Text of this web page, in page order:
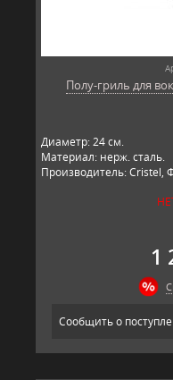
Полу-гриль для
Диаметр: 24 см.
Материал: нерж. сталь.
Производитель: Cristel,
1
Сообщить о